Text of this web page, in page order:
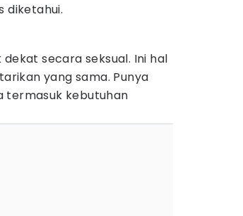
diketahui.
secara seksual. Ini hal
yang sama. Punya
termasuk kebutuhan